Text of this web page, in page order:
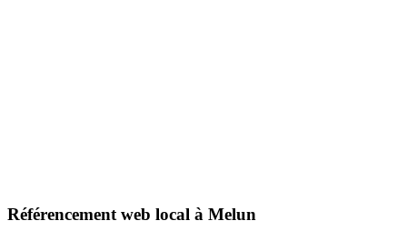
Référencement web local à Melun